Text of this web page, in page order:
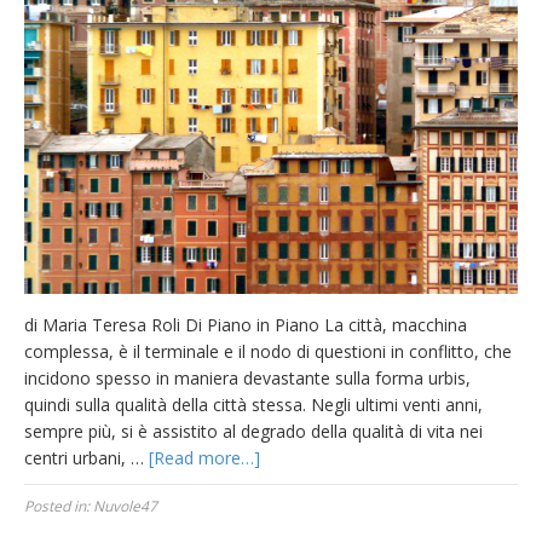
di Maria Teresa Roli Di Piano in Piano La città, macchina
complessa, è il terminale e il nodo di questioni in conflitto, che
incidono spesso in maniera devastante sulla forma urbis,
quindi sulla qualità della città stessa. Negli ultimi venti anni,
sempre più, si è assistito al degrado della qualità di vita nei
centri urbani, … [Read more…]
Posted in:Nuvole47